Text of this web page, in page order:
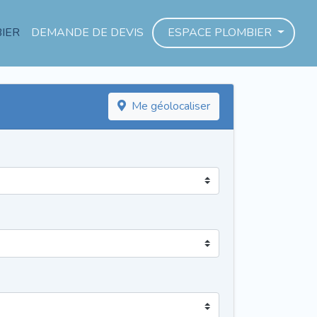
DEMANDE DE DEVIS ESPACE PLOMBIER
Me géolocaliser